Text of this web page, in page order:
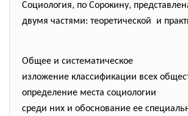
Социология, по Сорокину,
двумя частями: теоретической и
Общее и систематическое
изложение классификации всех
определение места социологии
среди них и обоснование ее